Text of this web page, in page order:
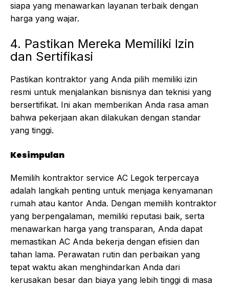
siapa yang menawarkan layanan terbaik dengan
harga yang wajar.
4. Pastikan Mereka Memiliki Izin
dan Sertifikasi
Pastikan kontraktor yang Anda pilih memiliki izin
resmi untuk menjalankan bisnisnya dan teknisi yang
bersertifikat. Ini akan memberikan Anda rasa aman
bahwa pekerjaan akan dilakukan dengan standar
yang tinggi.
Kesimpulan
Memilih kontraktor service AC Legok terpercaya
adalah langkah penting untuk menjaga kenyamanan
rumah atau kantor Anda. Dengan memilih kontraktor
yang berpengalaman, memiliki reputasi baik, serta
menawarkan harga yang transparan, Anda dapat
memastikan AC Anda bekerja dengan efisien dan
tahan lama. Perawatan rutin dan perbaikan yang
tepat waktu akan menghindarkan Anda dari
kerusakan besar dan biaya yang lebih tinggi di masa